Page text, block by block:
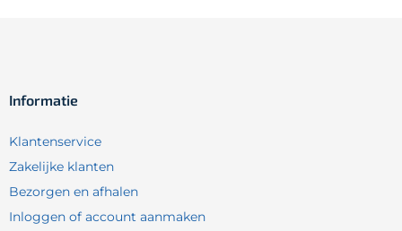
Informatie
Klantenservice
Zakelijke klanten
Bezorgen en afhalen
Inloggen of account aanmaken